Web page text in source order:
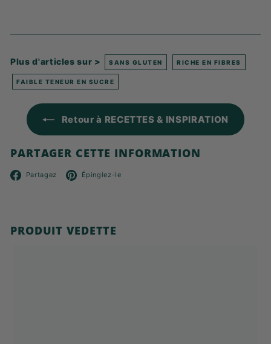
Plus d'articles sur > SANS GLUTEN RICHE EN FIBRES
FAIBLE TENEUR EN SUCRE
Retour à RECETTES & INSPIRATION
PARTAGER CETTE INFORMATION
Partagez Facebook
Épinglez-le
PRODUIT VEDETTE